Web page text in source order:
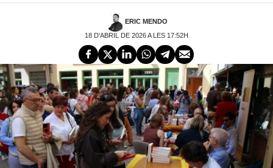
ERIC MENDO
18 D'ABRIL DE 2026 A LES 17:52H